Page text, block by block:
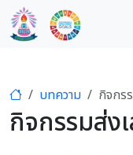
บทความ กิจกร
กิจกรรมส่ง